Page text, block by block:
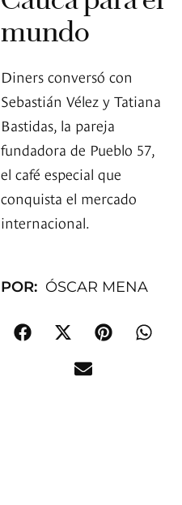
mundo
Diners conversó con
Sebastián Vélez y Tatiana
Bastidas, la pareja
fundadora de Pueblo 57,
el café especial que
conquista el mercado
internacional.
POR: ÓSCAR MENA